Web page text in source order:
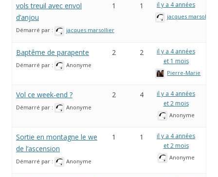
vols treuil avec envol
d’anjou
Démarré par : jacques marsollier
1 1 il y a 4 années
jacques marsollier
Baptême de parapente
Démarré par : Anonyme
2 2
il y a 4 années
et 1 mois
Pierre-Marie
Vol ce week-end ?
Démarré par : Anonyme
2 4
il y a 4 années
et 2 mois
Anonyme
Sortie en montagne le we
de l’ascension
Démarré par : Anonyme
1 1
il y a 4 années
et 2 mois
Anonyme